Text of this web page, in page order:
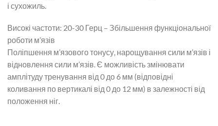
і сухожиль.
Високі частоти: 20-30 Герц – Збільшення функціональної
роботи м’язів
Поліпшення м’язового тонусу, нарощування сили м’язів і
відновлення сили м’язів. Є можливість змінювати
амплітуду тренування від 0 до 6 мм (відповідні
коливання по вертикалі від 0 до 12 мм) в залежності від
положення ніг.